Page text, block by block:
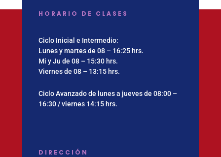
HORARIO DE CLASES
Ciclo Inicial e Intermedio:
Lunes y martes de 08 – 16:25 hrs.
Mi y Ju de 08 – 15:30 hrs.
Viernes de 08 – 13:15 hrs.
Ciclo Avanzado de lunes a jueves de 08:00 –
16:30 / viernes 14:15 hrs.
DIRECCIÓN